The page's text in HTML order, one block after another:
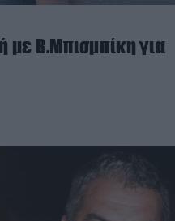
με Β.Μπισμπίκη για